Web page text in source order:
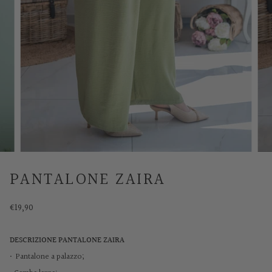
PANTALONE ZAIRA
€19,90
DESCRIZIONE PANTALONE ZAIRA
• Pantalone a palazzo;